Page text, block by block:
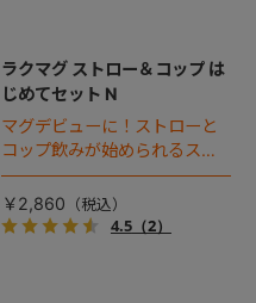
ラクマグ ストロー＆コップ は
じめてセット N
マグデビューに！ストローと
コップ飲みが始められるスタ
ーターセット。※新パッケージ
対応品
￥2,860
4.5（2）